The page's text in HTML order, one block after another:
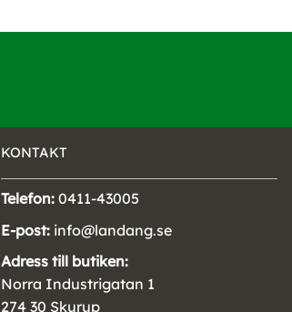
KONTAKT
Telefon: 0411-43005
E-post: info@landang.se
Adress till butiken:
Norra Industrigatan 1
274 30 Skurup